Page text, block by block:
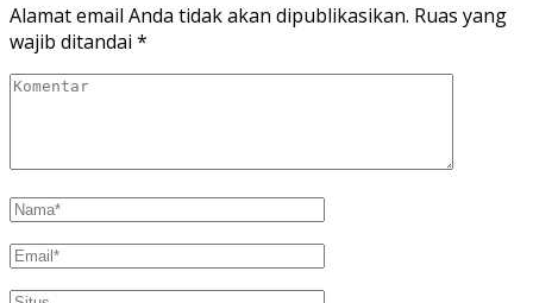
Alamat email Anda tidak akan dipublikasikan. Ruas yang
wajib ditandai *